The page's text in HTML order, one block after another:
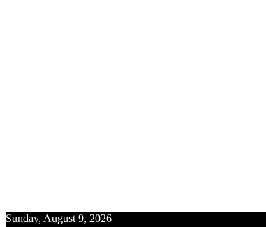
Sunday, August 9, 2026